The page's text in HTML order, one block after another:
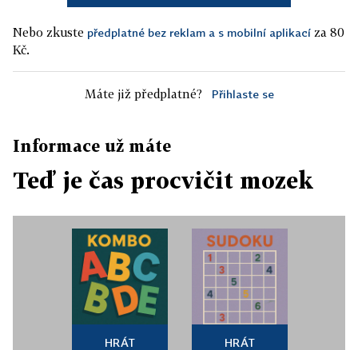
Nebo zkuste předplatné bez reklam a s mobilní aplikací za 80
Kč.
Máte již předplatné? Přihlaste se
Informace už máte
Teď je čas procvičit mozek
HRÁT HRÁT